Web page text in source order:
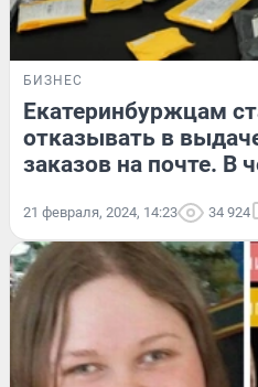
БИЗНЕС
Екатеринбуржцам
отказывать в
заказов на почте. В
21 февраля, 2024, 14:23 34 924